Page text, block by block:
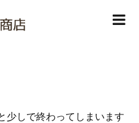
少しで終わってしまいます